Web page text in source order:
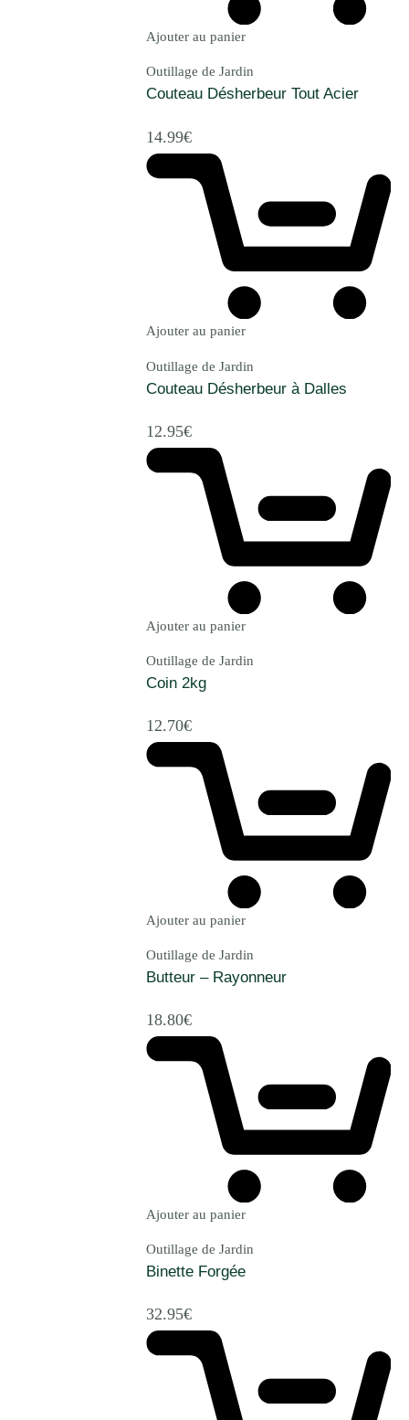
Ajouter au panier
Outillage de Jardin
Couteau Désherbeur Tout Acier
14.99€
Ajouter au panier
Outillage de Jardin
Couteau Désherbeur à Dalles
12.95€
Ajouter au panier
Outillage de Jardin
Coin 2kg
12.70€
Ajouter au panier
Outillage de Jardin
Butteur – Rayonneur
18.80€
Ajouter au panier
Outillage de Jardin
Binette Forgée
32.95€